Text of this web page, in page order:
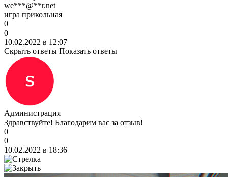
we***@**r.net
игра прикольная
0
0
10.02.2022 в 12:07
Скрыть ответы Показать ответы
Администрация
Здравствуйте! Благодарим вас за отзыв!
0
0
10.02.2022 в 18:36